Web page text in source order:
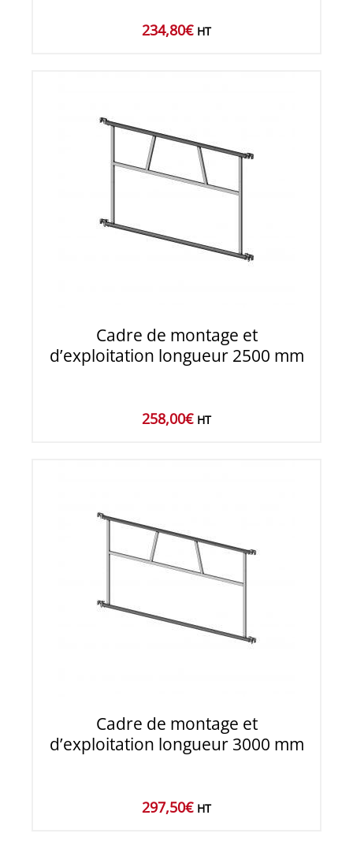
234,80€ HT
Cadre de montage et
d’exploitation longueur 2500 mm
258,00€ HT
Cadre de montage et
d’exploitation longueur 3000 mm
297,50€ HT